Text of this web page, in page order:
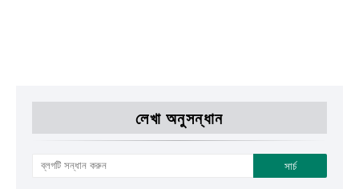
লেখা অনুসন্ধান